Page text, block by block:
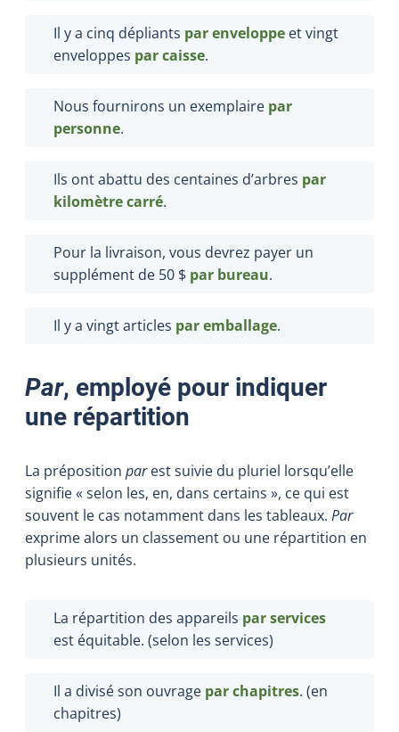
Il y a cinq dépliants par enveloppe et vingt
enveloppes par caisse.
Nous fournirons un exemplaire par
personne.
Ils ont abattu des centaines d’arbres par
kilomètre carré.
Pour la livraison, vous devrez payer un
supplément de 50 $ par bureau.
Il y a vingt articles par emballage.
Par, employé pour indiquer
une répartition
La préposition parest suivie du pluriel lorsqu’elle
signifie « selon les, en, dans certains », ce qui est
souvent le cas notamment dans les tableaux. Par
exprime alors un classement ou une répartition en
plusieurs unités.
La répartition des appareils par services
est équitable. (selon les services)
Il a divisé son ouvrage par chapitres. (en
chapitres)